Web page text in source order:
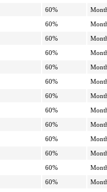
60%
60%
60%
60%
60%
60%
60%
60%
60%
60%
60%
60%
60%